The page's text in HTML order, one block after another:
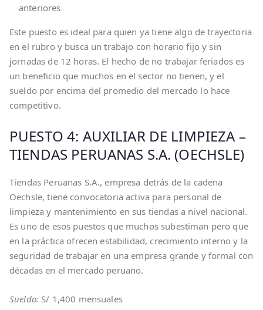
anteriores
Este puesto es ideal para quien ya tiene algo de trayectoria
en el rubro y busca un trabajo con horario fijo y sin
jornadas de 12 horas. El hecho de no trabajar feriados es
un beneficio que muchos en el sector no tienen, y el
sueldo por encima del promedio del mercado lo hace
competitivo.
PUESTO 4: AUXILIAR DE LIMPIEZA –
TIENDAS PERUANAS S.A. (OECHSLE)
Tiendas Peruanas S.A., empresa detrás de la cadena
Oechsle, tiene convocatoria activa para personal de
limpieza y mantenimiento en sus tiendas a nivel nacional.
Es uno de esos puestos que muchos subestiman pero que
en la práctica ofrecen estabilidad, crecimiento interno y la
seguridad de trabajar en una empresa grande y formal con
décadas en el mercado peruano.
Sueldo: S/ 1,400 mensuales